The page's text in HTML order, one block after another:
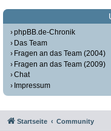
phpBB.de-Chronik
Das Team
Fragen an das Team (2004)
Fragen an das Team (2009)
Chat
Impressum
Startseite Community